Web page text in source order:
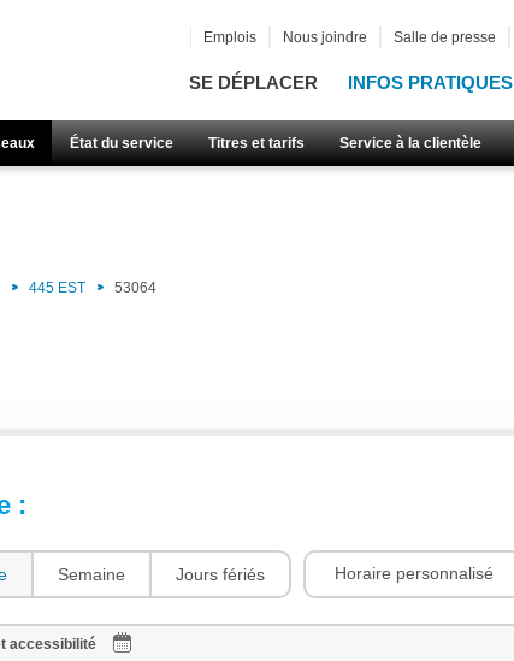
SE DÉPLACER INFOS PRATIQUES
État du service Titres et tarifs Service à la clientèle
Emplois Nous joindre Salle de presse
445 EST 53064
:
Semaine Jours fériés Horaire personnalisé
accessibilité